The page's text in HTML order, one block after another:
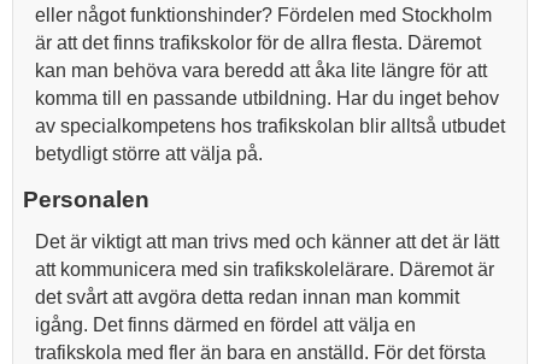
eller något funktionshinder? Fördelen med Stockholm
är att det finns trafikskolor för de allra flesta. Däremot
kan man behöva vara beredd att åka lite längre för att
komma till en passande utbildning. Har du inget behov
av specialkompetens hos trafikskolan blir alltså utbudet
betydligt större att välja på.
Personalen
Det är viktigt att man trivs med och känner att det är lätt
att kommunicera med sin trafikskolelärare. Däremot är
det svårt att avgöra detta redan innan man kommit
igång. Det finns därmed en fördel att välja en
trafikskola med fler än bara en anställd. För det första